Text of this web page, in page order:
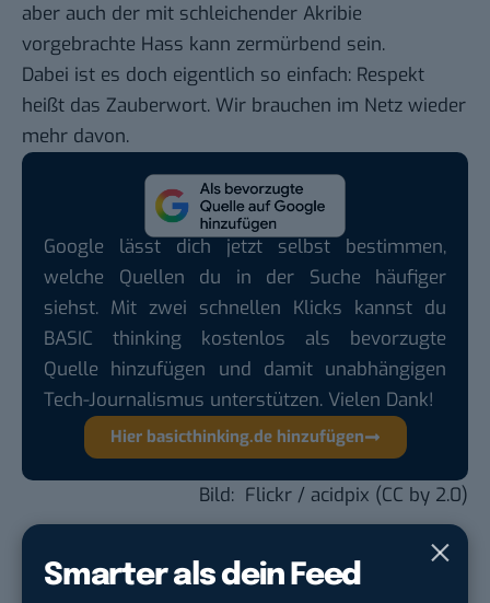
Smarter als dein Feed
aber auch der mit schleichender Akribie
vorgebrachte Hass kann zermürbend sein.
Dabei ist es doch eigentlich so einfach: Respekt
heißt das Zauberwort. Wir brauchen im Netz wieder
mehr davon.
Google lässt dich jetzt selbst bestimmen,
welche Quellen du in der Suche häufiger
siehst. Mit zwei schnellen Klicks kannst du
BASIC thinking kostenlos als bevorzugte
Quelle hinzufügen und damit unabhängigen
Tech-Journalismus unterstützen. Vielen Dank!
Hier basicthinking.de hinzufügen
Bild: Flickr / acidpix (CC by 2.0)
Du möchtest nicht abgehängt werden
, wenn es um
KI, Green Tech und die Tech-Themen von Morgen